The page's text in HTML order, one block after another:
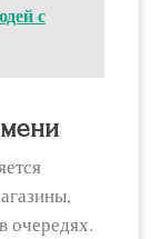
с
очередях.